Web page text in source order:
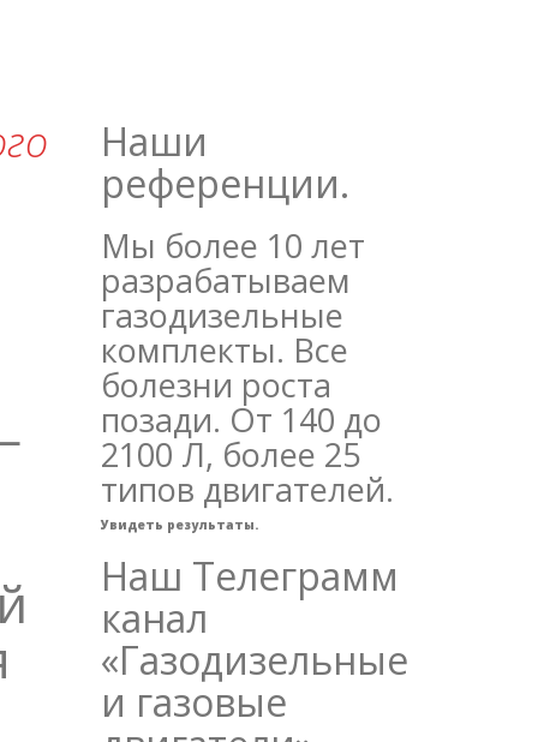
Наши
референции.
Мы более 10 лет
разрабатываем
газодизельные
комплекты. Все
болезни роста
позади. От 140 до
2100 Л, более 25
типов двигателей.
Увидеть результаты.
Наш Телеграмм
канал
«Газодизельные
и газовые